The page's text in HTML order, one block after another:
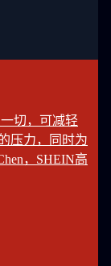
切，可减轻
压力，同时为
，SHEIN高